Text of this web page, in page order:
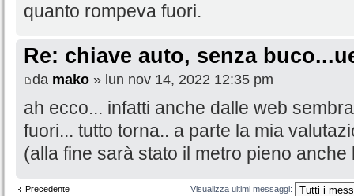
quanto rompeva fuori.
Re: chiave auto, senza
da mako » lun nov 14, 2022 12:35 pm
ah ecco... infatti anche dalle web
fuori... tutto torna.. a parte la mia
(alla fine sarà stato il metro pieno anche
Precedente Visualizza ultimi messaggi: